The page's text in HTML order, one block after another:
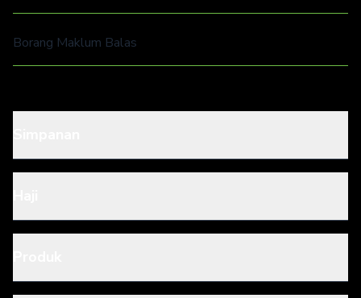
Borang Maklum Balas